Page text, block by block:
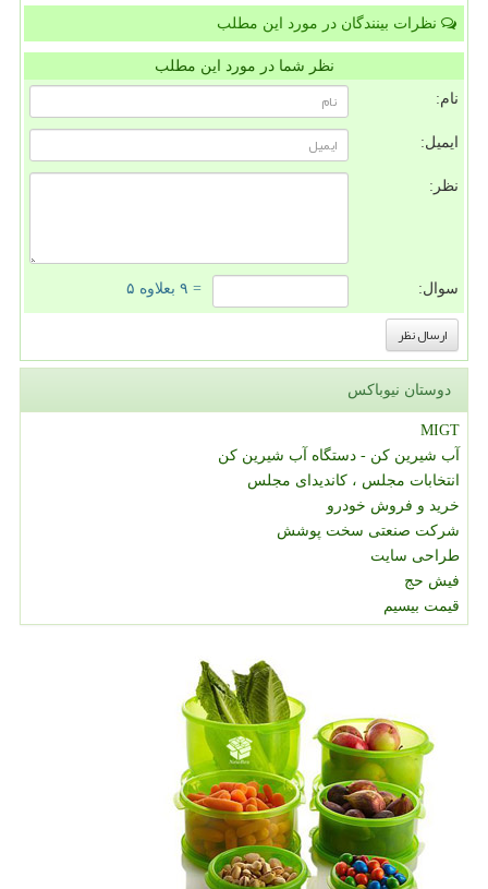
نظرات بینندگان در مورد این مطلب
نظر شما در مورد این مطلب
نام:
ایمیل:
نظر:
سوال: = ۹ بعلاوه ۵
دوستان نیوباکس
MIGT
آب شیرین کن - دستگاه آب شیرین کن
انتخابات مجلس ، کاندیدای مجلس
خرید و فروش خودرو
شرکت صنعتی سخت پوشش
طراحی سایت
فیش حج
قیمت بیسیم